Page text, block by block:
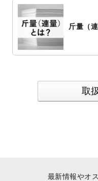
斤量（
取
最新情報やオ